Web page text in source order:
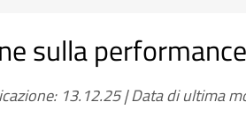
normativi:D. Lgs. 14 Marzo
per la prevenzione della
dell'obbligo: Relazione sulla
sulla
13.12.25|Data di ultima